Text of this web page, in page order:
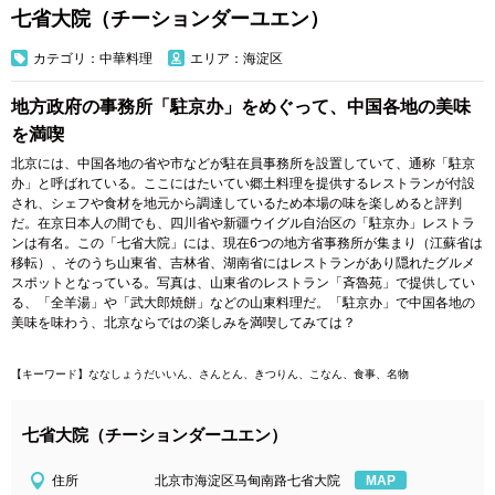
七省大院（チーションダーユエン）
カテゴリ：中華料理 エリア：海淀区
地方政府の事務所「駐京办」をめぐって、中国各地の美味
を満喫
北京には、中国各地の省や市などが駐在員事務所を設置していて、通称「駐京
办」と呼ばれている。ここにはたいてい郷土料理を提供するレストランが付設
され、シェフや食材を地元から調達しているため本場の味を楽しめると評判
だ。在京日本人の間でも、四川省や新疆ウイグル自治区の「駐京办」レストラ
ンは有名。この「七省大院」には、現在6つの地方省事務所が集まり（江蘇省は
移転）、そのうち山東省、吉林省、湖南省にはレストランがあり隠れたグルメ
スポットとなっている。写真は、山東省のレストラン「斉魯苑」で提供してい
る、「全羊湯」や「武大郎焼餅」などの山東料理だ。「駐京办」で中国各地の
美味を味わう、北京ならではの楽しみを満喫してみては？
【キーワード】ななしょうだいいん、さんとん、きつりん、こなん、食事、名物
七省大院（チーションダーユエン）
住所 北京市海淀区马甸南路七省大院 MAP